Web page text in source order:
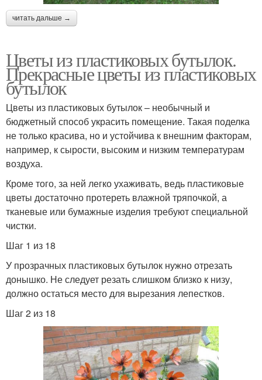
читать дальше →
Цветы из пластиковых бутылок.
Прекрасные цветы из пластиковых
бутылок
Цветы из пластиковых бутылок – необычный и
бюджетный способ украсить помещение. Такая поделка
не только красива, но и устойчива к внешним факторам,
например, к сырости, высоким и низким температурам
воздуха.
Кроме того, за ней легко ухаживать, ведь пластиковые
цветы достаточно протереть влажной тряпочкой, а
тканевые или бумажные изделия требуют специальной
чистки.
Шаг 1 из 18
У прозрачных пластиковых бутылок нужно отрезать
донышко. Не следует резать слишком близко к низу,
должно остаться место для вырезания лепестков.
Шаг 2 из 18